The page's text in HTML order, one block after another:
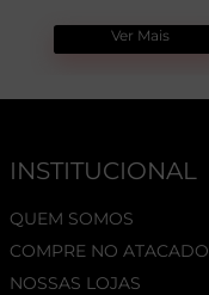
Ver Mais
INSTITUCIONAL
QUEM SOMOS
COMPRE NO ATACADO
NOSSAS LOJAS